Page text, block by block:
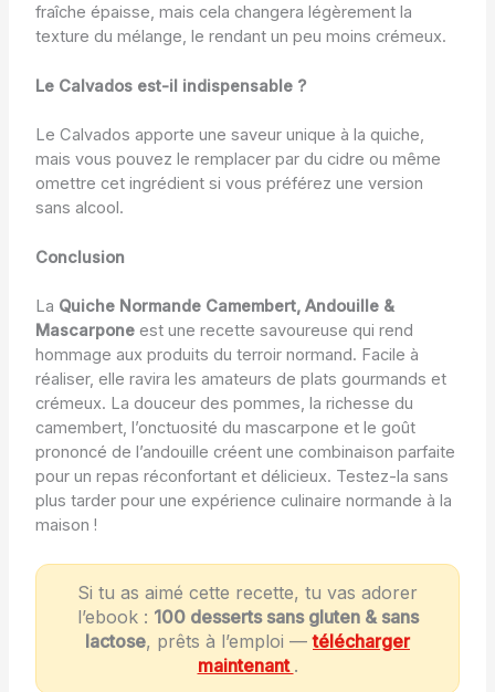
fraîche épaisse, mais cela changera légèrement la
texture du mélange, le rendant un peu moins crémeux.
Le Calvados est-il indispensable ?
Le Calvados apporte une saveur unique à la quiche,
mais vous pouvez le remplacer par du cidre ou même
omettre cet ingrédient si vous préférez une version
sans alcool.
Conclusion
La Quiche Normande Camembert, Andouille &
Mascarponeest une recette savoureuse qui rend
hommage aux produits du terroir normand. Facile à
réaliser, elle ravira les amateurs de plats gourmands et
crémeux. La douceur des pommes, la richesse du
camembert, l’onctuosité du mascarpone et le goût
prononcé de l’andouille créent une combinaison parfaite
pour un repas réconfortant et délicieux. Testez-la sans
plus tarder pour une expérience culinaire normande à la
maison !
Si tu as aimé cette recette, tu vas adorer
l’ebook : 100 desserts sans gluten & sans
lactose, prêts à l’emploi —télécharger
maintenant .